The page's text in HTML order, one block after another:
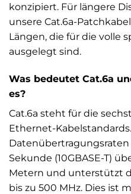
konzipiert. Für längere
unsere Cat.6a-
Längen, die für die volle
ausgelegt sind.
Was bedeutet Cat.6a
es?
Cat.6a steht für die
Ethernet-
Datenübertragungsraten
Sekunde (10GBASE-T)
Metern und unterstützt
bis zu 500 MHz. Dies ist